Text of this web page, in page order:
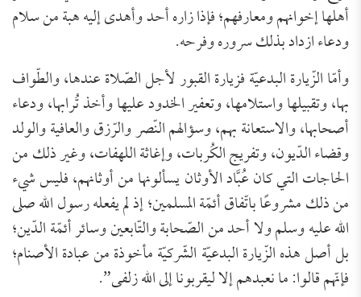
أهلها إخوانهم ومعارفهم؛ فإذا زاره أحد وأهدى إليه هبة من سلام
ودعاء ازداد بذلك سروره وفرحه.
وأمّا الزّيارة البدعيّة فزيارة القبور لأجل الصّلاة عندها، والطّواف
بها، وتقبيلها واستلامها، وتعفير الخدود عليها وأخذ تُرابها، ودعاء
أصحابها، والاستعانة بهم، وسؤالهم النّصر والرّزق والعافية والولد
وقضاء الدّيون، وتفريج الكُربات، وإغاثة اللهفات، وغير ذلك من
الحاجات التي كان عُبَّاد الأوثان يسألونها من أوثانهم، فليس شيء
من ذلك مشروعًا باتّفاق أئمّة المسلمين؛ إذ لم يفعله رسول الله صلى
الله عليه وسلم ولا أحد من الصّحابة والتّابعين وسائر أئمّة الدّين؛
بل أصل هذه الزّيارة البدعيّة الشّركيّة مأخوذة من عبادة الأصنام؛
فإنّهم قالوا: ما نعبدهم إلا ليقربونا إلى الله زلفى”.